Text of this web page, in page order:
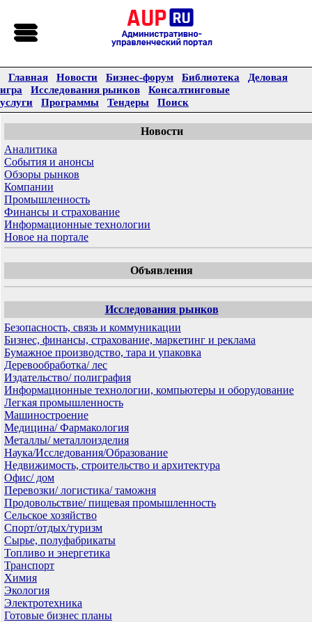
Главная Новости Бизнес-форум Библиотека
Деловая
игра
Исследования рынков
Консалтинговые
услуги
Программы Тендеры Поиск
Новости
Аналитика
События и анонсы
Обзоры рынков
Компании
Промышленность
Финансы и страхование
Информационные технологии
Новое на портале
Объявления
Исследования рынков
Безопасность, связь и коммуникации
Бизнес, финансы, страхование, маркетинг и реклама
Бумажное производство, тара и упаковка
Деревообработка/ лес
Издательство/ полиграфия
Информационные технологии, компьютеры и оборудование
Легкая промышленность
Машиностроение
Медицина/ Фармакология
Металлы/ металлоизделия
Наука/Исследования/Образование
Недвижимость, строительство и архитектура
Офис/ дом
Перевозки/ логистика/ таможня
Продовольствие/ пищевая промышленность
Сельское хозяйство
Спорт/отдых/туризм
Сырье, полуфабрикаты
Топливо и энергетика
Транспорт
Химия
Экология
Электротехника
Готовые бизнес планы